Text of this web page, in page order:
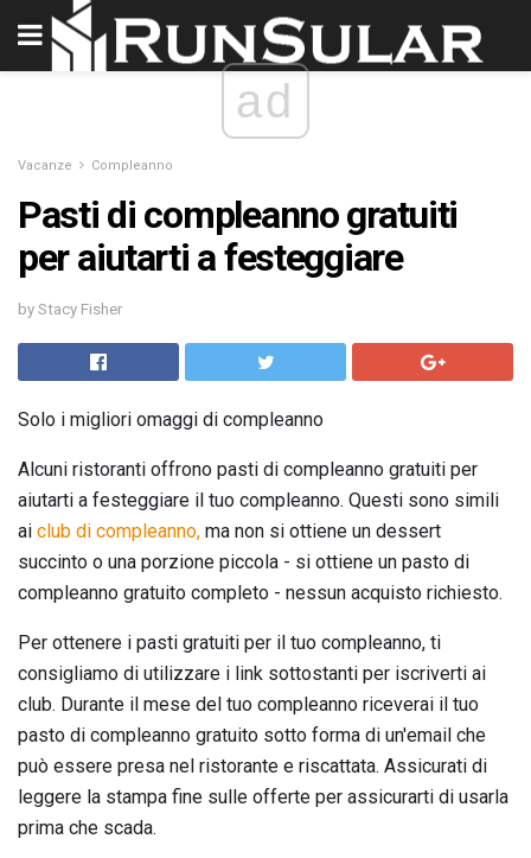
ad
Vacanze Compleanno
Pasti di compleanno gratuiti
per aiutarti a festeggiare
by Stacy Fisher
Solo i migliori omaggi di compleanno
Alcuni ristoranti offrono pasti di compleanno gratuiti per
aiutarti a festeggiare il tuo compleanno. Questi sono simili
ai club di compleanno, ma non si ottiene un dessert
succinto o una porzione piccola - si ottiene un pasto di
compleanno gratuito completo - nessun acquisto richiesto.
Per ottenere i pasti gratuiti per il tuo compleanno, ti
consigliamo di utilizzare i link sottostanti per iscriverti ai
club. Durante il mese del tuo compleanno riceverai il tuo
pasto di compleanno gratuito sotto forma di un'email che
può essere presa nel ristorante e riscattata. Assicurati di
leggere la stampa fine sulle offerte per assicurarti di usarla
prima che scada.